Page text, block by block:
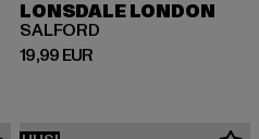
35,99 EUR
LONSDALE LONDON
SALFORD
19,99 EUR
Ajankohtainen hinta: 19,99 EUR